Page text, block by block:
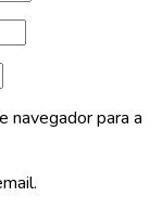
navegador para a